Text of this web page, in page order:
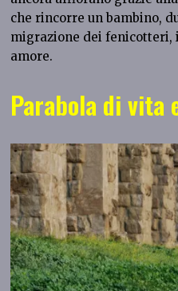
che rincorre un bambino,
migrazione dei fenicotteri,
amore.
Parabola di vita